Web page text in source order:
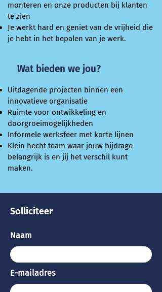
monteren en onze producten bij klanten
te zien
Je werkt hard en geniet van de vrijheid die
je hebt in het bepalen van je werk.
Wat bieden we jou?
Uitdagende projecten binnen een
innovatieve organisatie
Ruimte voor ontwikkeling en
doorgroeimogelijkheden
Informele werksfeer met korte lijnen
Klein hecht team waar jouw bijdrage
belangrijk is en jij het verschil kunt
maken.
Solliciteer
Naam
E-mailadres